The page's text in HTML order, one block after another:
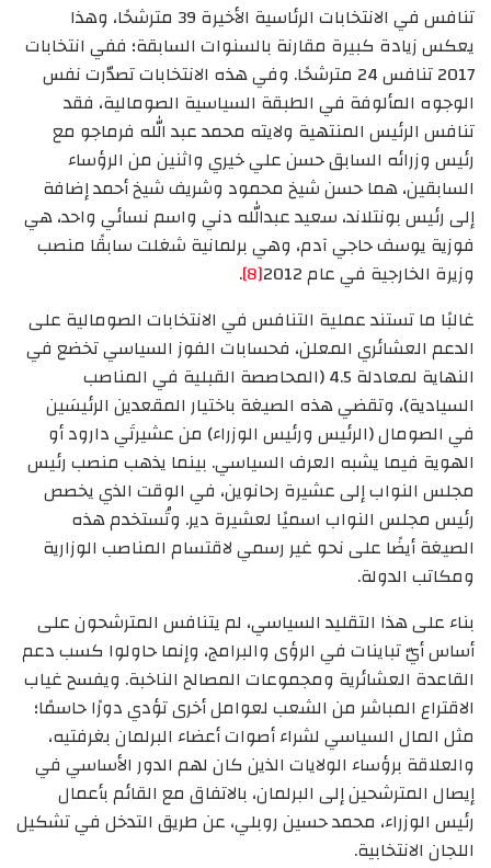
تنافس في الانتخابات الرئاسية الأخيرة 39 مترشحًا، وهذا
يعكس زيادة كبيرة مقارنة بالسنوات السابقة؛ ففي انتخابات
2017 تنافس 24 مترشحًا. وفي هذه الانتخابات تصدّرت نفس
الوجوه المألوفة في الطبقة السياسية الصومالية، فقد
تنافس الرئيس المنتهية ولايته محمد عبد الله فرماجو مع
رئيس وزرائه السابق حسن علي خيري واثنين من الرؤساء
السابقين، هما حسن شيخ محمود وشريف شيخ أحمد إضافة
إلى رئيس بونتلاند، سعيد عبدالله دني واسم نسائي واحد، هي
فوزية يوسف حاجي آدم، وهي برلمانية شغلت سابقًا منصب
وزيرة الخارجية في عام 2012
[8]
.
غالبًا ما تستند عملية التنافس في الانتخابات الصومالية على
الدعم العشائري المعلن، فحسابات الفوز السياسي تخضع في
النهاية لمعادلة 4.5 (المحاصصة القبلية في المناصب
السيادية)، وتقضي هذه الصيغة باختيار المقعدين الرئيسَين
في الصومال (الرئيس ورئيس الوزراء) من عشيرتَي دارود أو
الهوية فيما يشبه العرف السياسي. بينما يذهب منصب رئيس
مجلس النواب إلى عشيرة رحانوين، في الوقت الذي يخصص
رئيس مجلس النواب اسميًا لعشيرة دير. وتُستخدم هذه
الصيغة أيضًا على نحو غير رسمي لاقتسام المناصب الوزارية
ومكاتب الدولة.
بناء على هذا التقليد السياسي، لم يتنافس المترشحون على
أساس أيّ تباينات في الرؤى والبرامج، وإنما حاولوا كسب دعم
القاعدة العشائرية ومجموعات المصالح الناخبة. ويفسح غياب
الاقتراع المباشر من الشعب لعوامل أخرى تؤدي دورًا حاسمًا؛
مثل المال السياسي لشراء أصوات أعضاء البرلمان بغرفتيه،
والعلاقة برؤساء الولايات الذين كان لهم الدور الأساسي في
إيصال المترشحين إلى البرلمان، بالاتفاق مع القائم بأعمال
رئيس الوزراء، محمد حسين روبلي، عن طريق التدخل في تشكيل
اللجان الانتخابية.